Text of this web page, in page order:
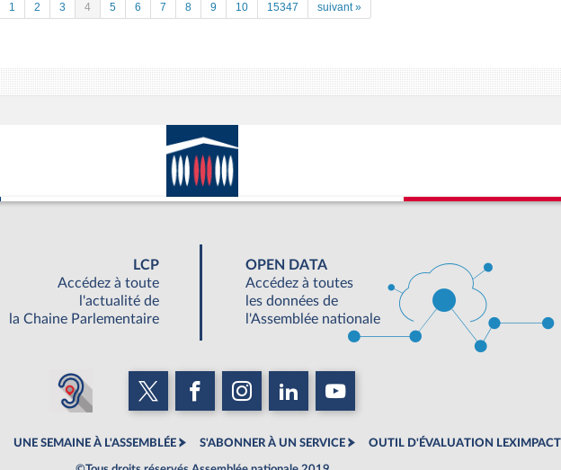
1 2 3 4 5 6 7 8 9 10 15347 suivant »
LCP
Accédez à toute
l'actualité de
la Chaine Parlementaire
OPEN DATA
Accédez à toutes
les données de
l'Assemblée nationale
UNE SEMAINE À L'ASSEMBLÉE S'ABONNER À UN SERVICE OUTIL D'ÉVALUATION LEXIMPACT